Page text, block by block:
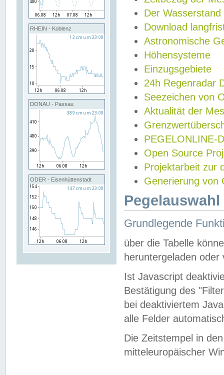
RHEIN - Koblenz
DONAU - Passau
ODER - Eisenhüttenstadt
Der Wasserstand
Download
Astronomische
Höhensysteme
Einzugsgebiete
24h Regenradar
Seezeichen von
Aktualität der
PEGELONLINE-
Open Source
Projektarbeit zur
Generierung von
Grundlegende
über die Tabelle
heruntergeladen oder
Ist Javascript
Bestätigung des
bei deaktiviertem
alle Felder
Die Zeitstempel in
mitteleuropäischer